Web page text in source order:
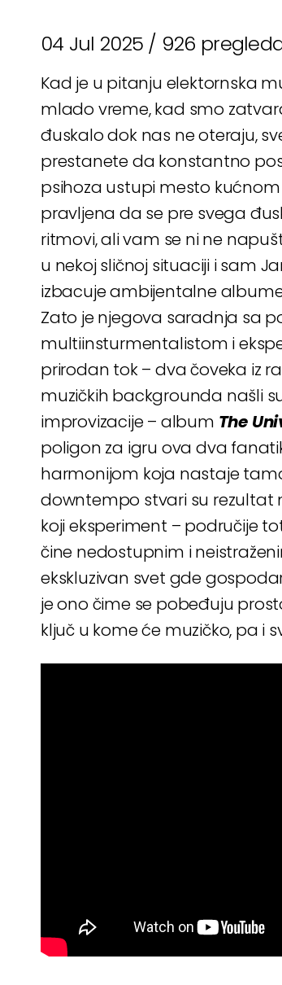
04 Jul 2025 / 926
Kad je u pitanju elektornska
mlado vreme, kad smo
đuskalo dok nas ne oteraju,
prestanete da konstantno
psihoza ustupi mesto
pravljena da se pre svega
ritmovi, ali vam se ni ne
u nekoj sličnoj situaciji i sam
izbacuje ambijentalne
Zato je njegova saradnja sa
multiinsturmentalistom i
prirodan tok – dva čoveka iz
muzičkih backgrounda našli
improvizacije – album The
poligon za igru ova dva
harmonijom koja nastaje
downtempo stvari su rezultat
koji eksperiment – područije
čine nedostupnim i
ekskluzivan svet gde
je ono čime se pobeđuju
ključ u kome će muzičko, pa i